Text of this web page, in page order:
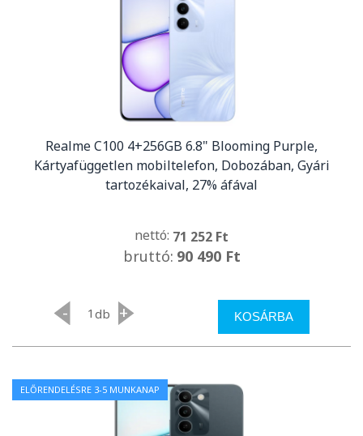
Realme C100 4+256GB 6.8" Blooming Purple,
Kártyafüggetlen mobiltelefon, Dobozában, Gyári
tartozékaival, 27% áfával
nettó: 71 252 Ft
bruttó: 90 490 Ft
- db + KOSÁRBA
ELŐRENDELÉSRE 3-5 MUNKANAP